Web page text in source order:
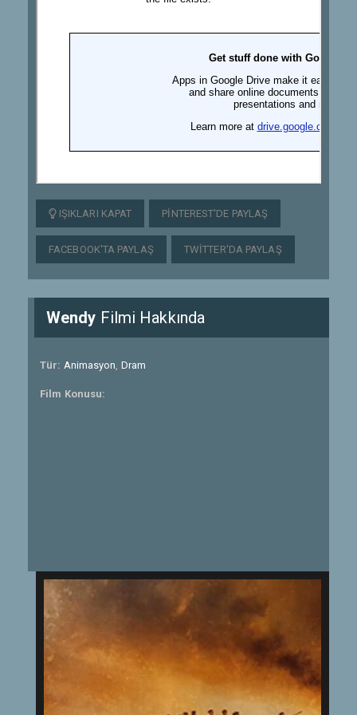
IŞIKLARI KAPAT PINTEREST'DE PAYLAŞ
FACEBOOK'TA PAYLAŞ TWITTER'DA PAYLAŞ
Wendy Filmi Hakkında
Tür: Animasyon, Dram
Film Konusu: